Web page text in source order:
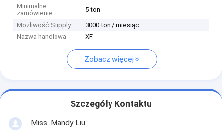
Minimalne
zamówienie
5 ton
Możliwość Supply
3000 ton / miesiąc
Nazwa handlowa
XF
Zobacz więcej
Szczegóły Kontaktu
Miss. Mandy Liu